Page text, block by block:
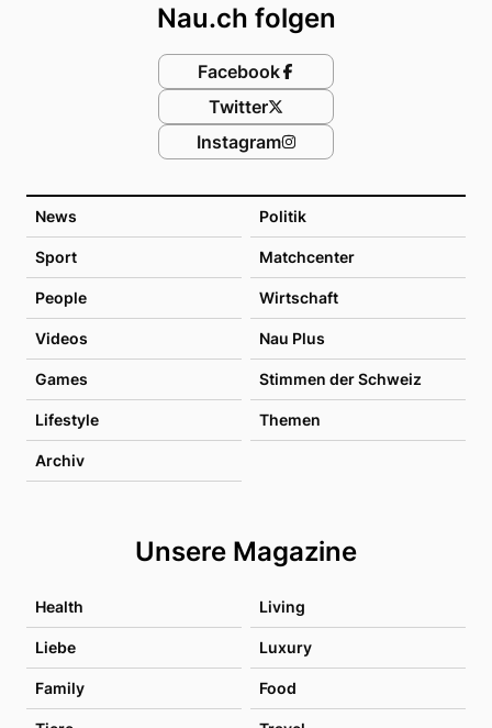
News Politik
Sport Matchcenter
People Wirtschaft
Videos Nau Plus
Games Stimmen der Schweiz
Lifestyle Themen
Archiv
Unsere Magazine
Health Living
Liebe Luxury
Family Food
Nau.ch folgen
Facebook
Twitter
Instagram